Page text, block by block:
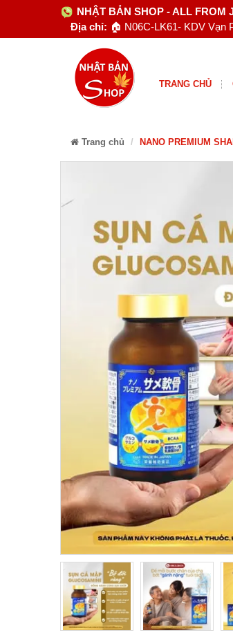
NHẬT BẢN SHOP - ALL FROM
Địa chỉ: 🏠 N06C-LK61- KDV
TRANG CHỦ
Trang chủ NANO PREMIUM